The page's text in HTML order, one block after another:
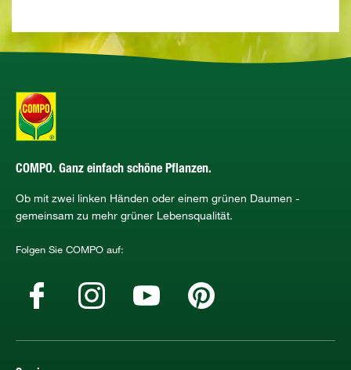
COMPO. Ganz einfach schöne Pflanzen.
Ob mit zwei linken Händen oder einem grünen Daumen -
gemeinsam zu mehr grüner Lebensqualität.
Folgen Sie COMPO auf: